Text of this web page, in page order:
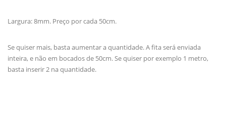
Largura: 8mm. Preço por cada 50cm.
Se quiser mais, basta aumentar a quantidade. A fita será enviada
inteira, e não em bocados de 50cm. Se quiser por exemplo 1 metro,
basta inserir 2 na quantidade.